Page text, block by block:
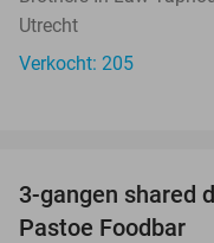
Utrecht
Verkocht: 205
3-gangen shared
Pastoe Foodbar